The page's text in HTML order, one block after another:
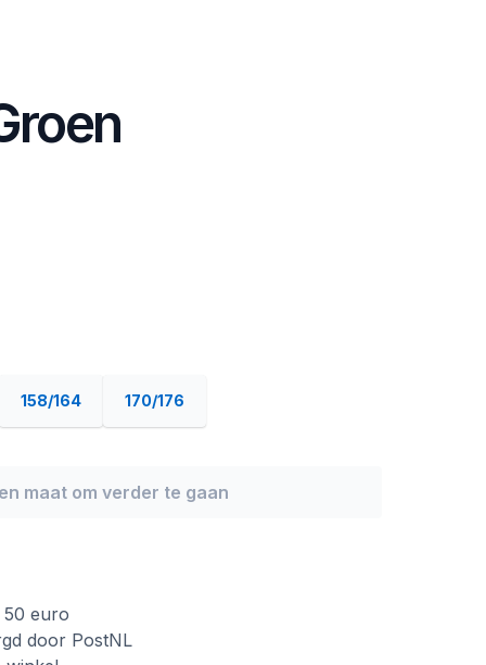
158/164 170/176
maat om verder te gaan
50 euro
door PostNL